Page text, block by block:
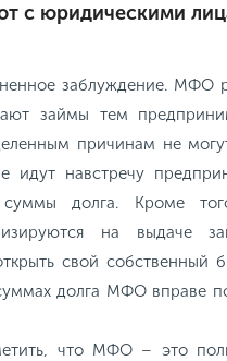
с юридическими
заблуждение. МФО
займы тем
причинам не
идут навстречу
суммы долга. Кроме
на выдаче
свой собственный
долга МФО вправе
что МФО – это